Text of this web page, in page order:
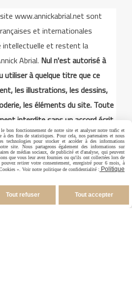
www.annickabrial.net sont
et internationales
et restent la
Abrial. Nul n'est autorisé à
utiliser à quelque titre que ce
les illustrations, les dessins,
les éléments du site. Toute
interdite sans un accord écrit
désactivé. Autoriser
générales de vente
bon fonctionnement de notre site et analyser notre trafic et
des fins de statistiques. Pour cela, nos partenaires et nous
technologies pour stocker et accéder à des informations
site. Nous partageons également des informations sur
de médias sociaux, de publicité et d'analyse, qui peuvent
que vous leur avez fournies ou qu'ils ont collectées lors de
retirer votre consentement, enregistré pour 6 mois, à
». Voir notre politique de confidentialité : Politique
Tout refuser Tout accepter